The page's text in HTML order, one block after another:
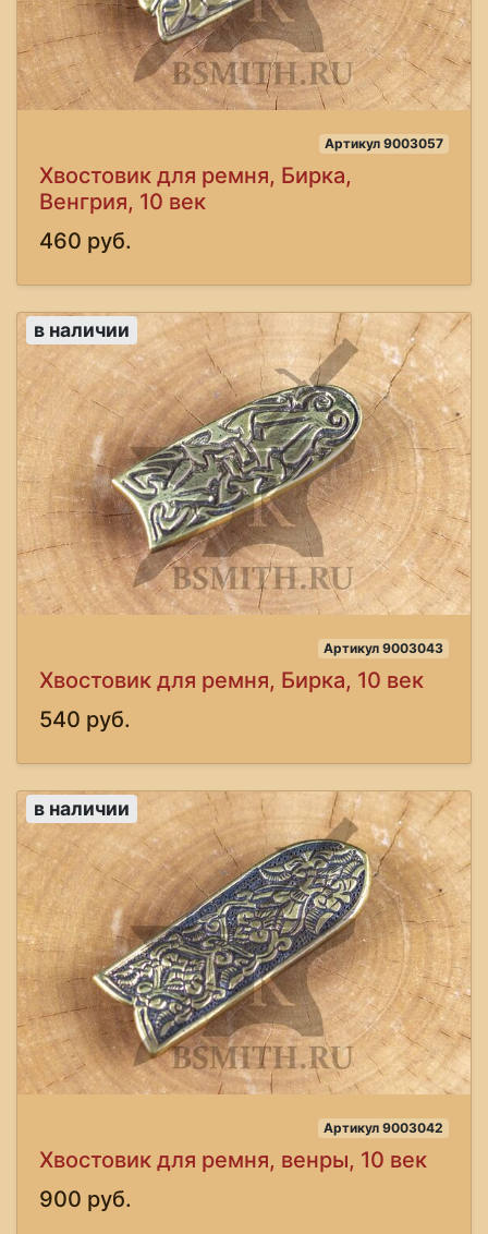
Артикул 9003057
Хвостовик для ремня, Бирка,
Венгрия, 10 век
460 руб.
в наличии
Артикул 9003043
Хвостовик для ремня, Бирка, 10 век
540 руб.
в наличии
Артикул 9003042
Хвостовик для ремня, венры, 10 век
900 руб.